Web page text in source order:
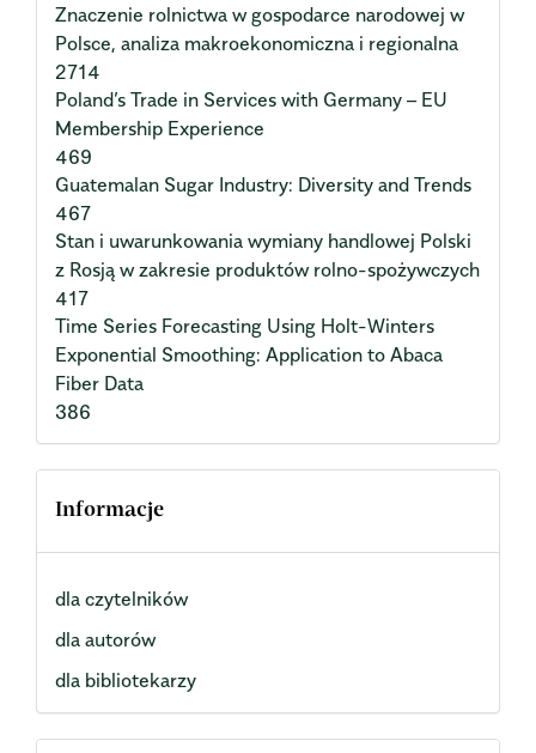
Znaczenie rolnictwa w gospodarce narodowej w
Polsce, analiza makroekonomiczna i regionalna
2714
Poland’s Trade in Services with Germany – EU
Membership Experience
469
Guatemalan Sugar Industry: Diversity and Trends
467
Stan i uwarunkowania wymiany handlowej Polski
z Rosją w zakresie produktów rolno-spożywczych
417
Time Series Forecasting Using Holt-Winters
Exponential Smoothing: Application to Abaca
Fiber Data
386
Informacje
dla czytelników
dla autorów
dla bibliotekarzy